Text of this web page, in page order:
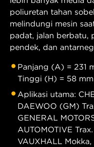
poliuretan tahan
melindungi mesin
padat, jalan berbatu,
pendek, dan
Panjang (A) = 231
Tinggi (H) = 58 mm
Aplikasi utama:
DAEWOO (GM)
GENERAL
AUTOMOTIVE
VAUXHALL Mokka,